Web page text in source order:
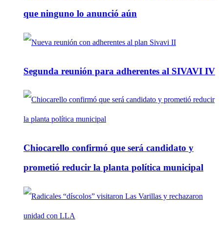
que ninguno lo anunció aún
Segunda reunión para adherentes al SIVAVI IV
Chiocarello confirmó que será candidato y
prometió reducir la planta política municipal